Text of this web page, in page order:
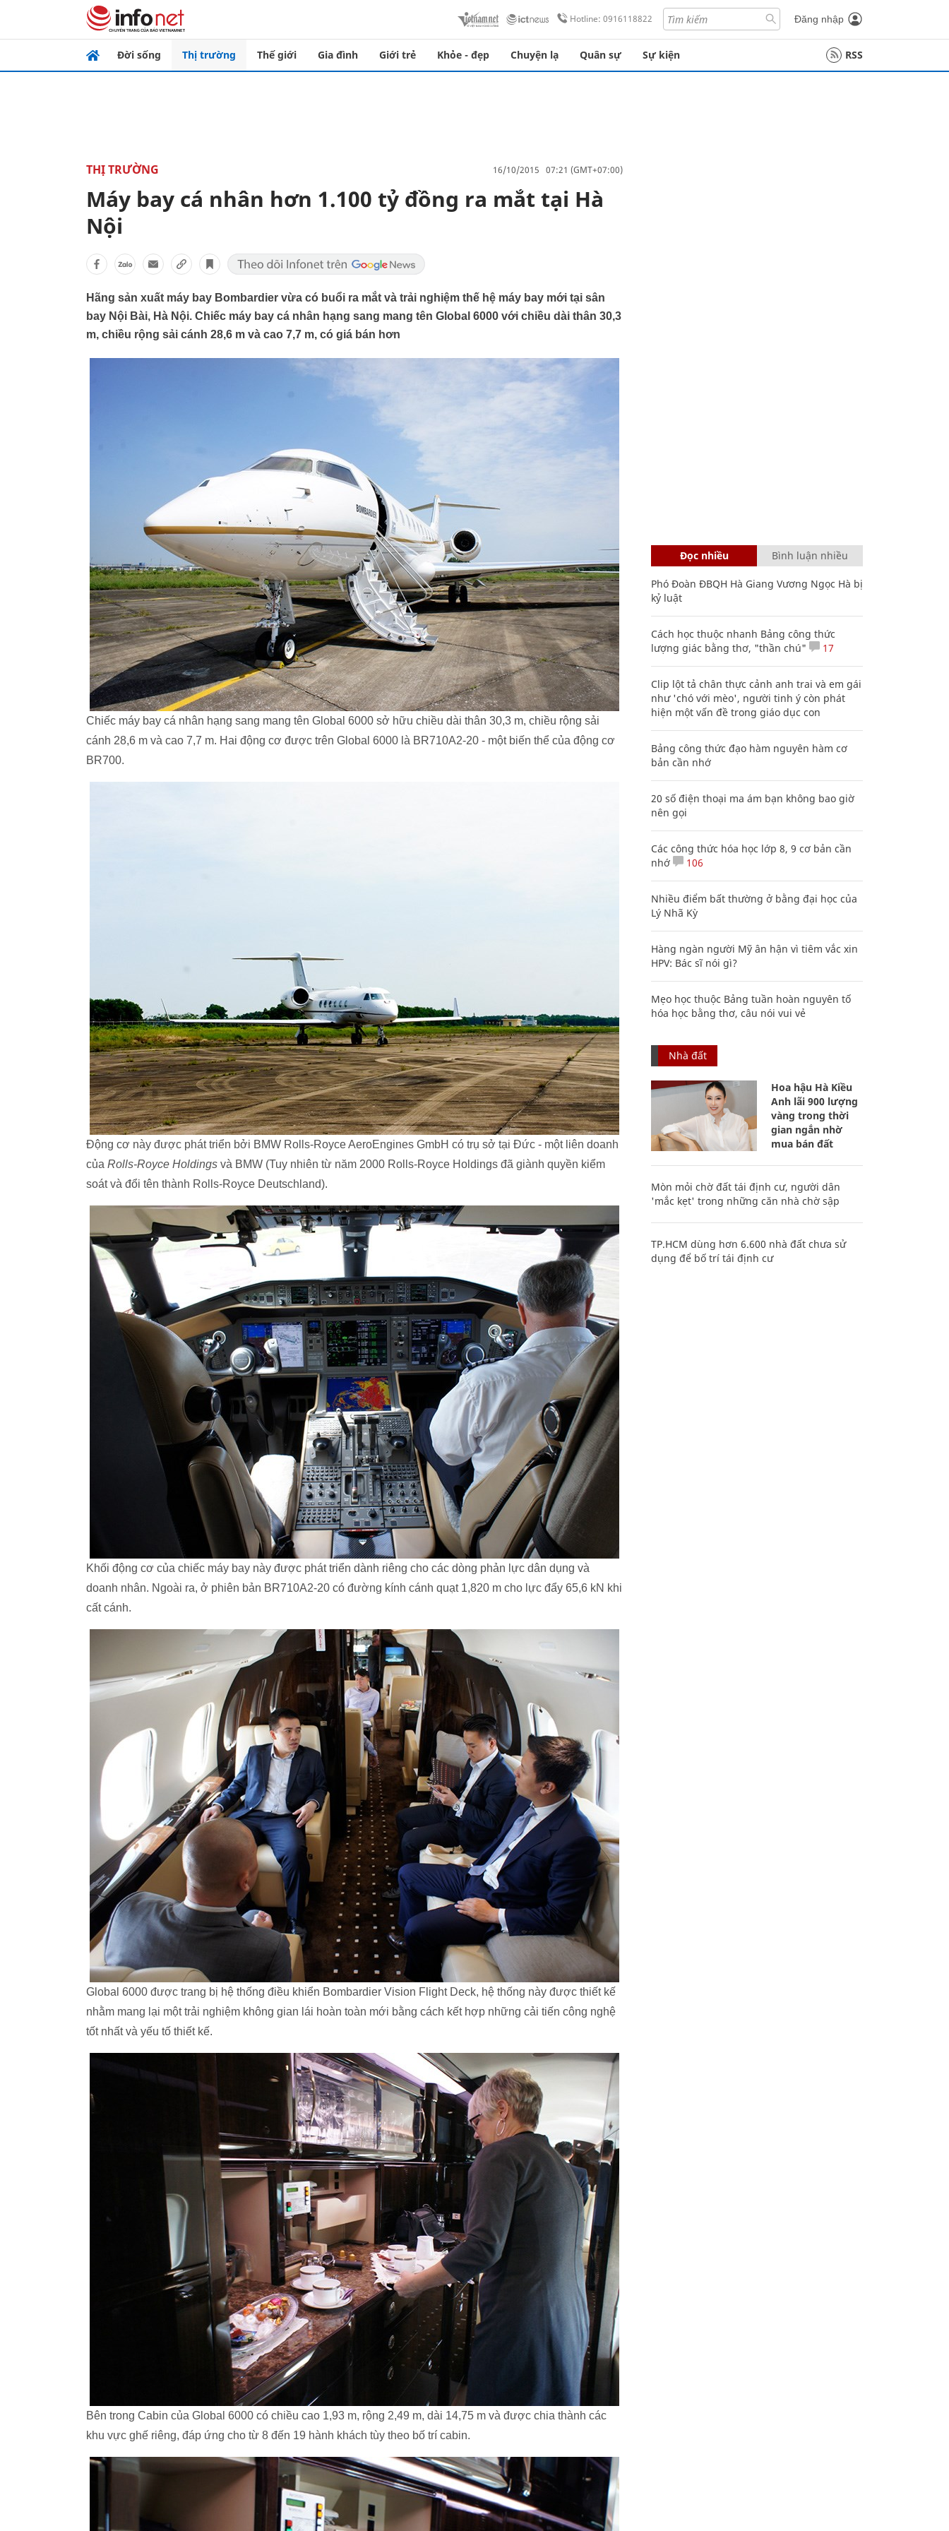
Hotline: 0916118822 Đăng nhập
Đời sống Thị trường Thế giới Gia đình Giới trẻ Khỏe - đẹp Chuyện lạ Quân sự Sự kiện RSS
THỊ TRƯỜNG 16/10/2015 07:21 (GMT+07:00)
Máy bay cá nhân hơn 1.100 tỷ đồng ra mắt tại Hà
Nội
Hãng sản xuất máy bay Bombardier vừa có buổi ra mắt và trải nghiệm thế hệ máy bay mới tại sân
bay Nội Bài, Hà Nội. Chiếc máy bay cá nhân hạng sang mang tên Global 6000 với chiều dài thân 30,3
m, chiều rộng sải cánh 28,6 m và cao 7,7 m, có giá bán hơn
Chiếc máy bay cá nhân hạng sang mang tên Global 6000 sở hữu chiều dài thân 30,3 m, chiều rộng sải
cánh 28,6 m và cao 7,7 m. Hai động cơ được trên Global 6000 là BR710A2-20 - một biến thể của động cơ
BR700.
Động cơ này được phát triển bởi BMW Rolls-Royce AeroEngines GmbH có trụ sở tại Đức - một liên doanh
của Rolls-Royce Holdings và BMW (Tuy nhiên từ năm 2000 Rolls-Royce Holdings đã giành quyền kiểm
soát và đổi tên thành Rolls-Royce Deutschland).
Khối động cơ của chiếc máy bay này được phát triển dành riêng cho các dòng phản lực dân dụng và
doanh nhân. Ngoài ra, ở phiên bản BR710A2-20 có đường kính cánh quạt 1,820 m cho lực đẩy 65,6 kN khi
cất cánh.
Global 6000 được trang bị hệ thống điều khiển Bombardier Vision Flight Deck, hệ thống này được thiết kế
nhằm mang lại một trải nghiệm không gian lái hoàn toàn mới bằng cách kết hợp những cải tiến công nghệ
tốt nhất và yếu tố thiết kế.
Bên trong Cabin của Global 6000 có chiều cao 1,93 m, rộng 2,49 m, dài 14,75 m và được chia thành các
khu vực ghế riêng, đáp ứng cho từ 8 đến 19 hành khách tùy theo bố trí cabin.
Đọc nhiều Bình luận nhiều
Phó Đoàn ĐBQH Hà Giang Vương Ngọc Hà bị
kỷ luật
Cách học thuộc nhanh Bảng công thức
lượng giác bằng thơ, "thần chú"
17
Clip lột tả chân thực cảnh anh trai và em gái
như 'chó với mèo', người tinh ý còn phát
hiện một vấn đề trong giáo dục con
Bảng công thức đạo hàm nguyên hàm cơ
bản cần nhớ
20 số điện thoại ma ám bạn không bao giờ
nên gọi
Các công thức hóa học lớp 8, 9 cơ bản cần
nhớ
106
Nhiều điểm bất thường ở bằng đại học của
Lý Nhã Kỳ
Hàng ngàn người Mỹ ân hận vì tiêm vắc xin
HPV: Bác sĩ nói gì?
Mẹo học thuộc Bảng tuần hoàn nguyên tố
hóa học bằng thơ, câu nói vui vẻ
Nhà đất
Hoa hậu Hà Kiều
Anh lãi 900 lượng
vàng trong thời
gian ngắn nhờ
mua bán đất
Mòn mỏi chờ đất tái định cư, người dân
'mắc kẹt' trong những căn nhà chờ sập
TP.HCM dùng hơn 6.600 nhà đất chưa sử
dụng để bố trí tái định cư